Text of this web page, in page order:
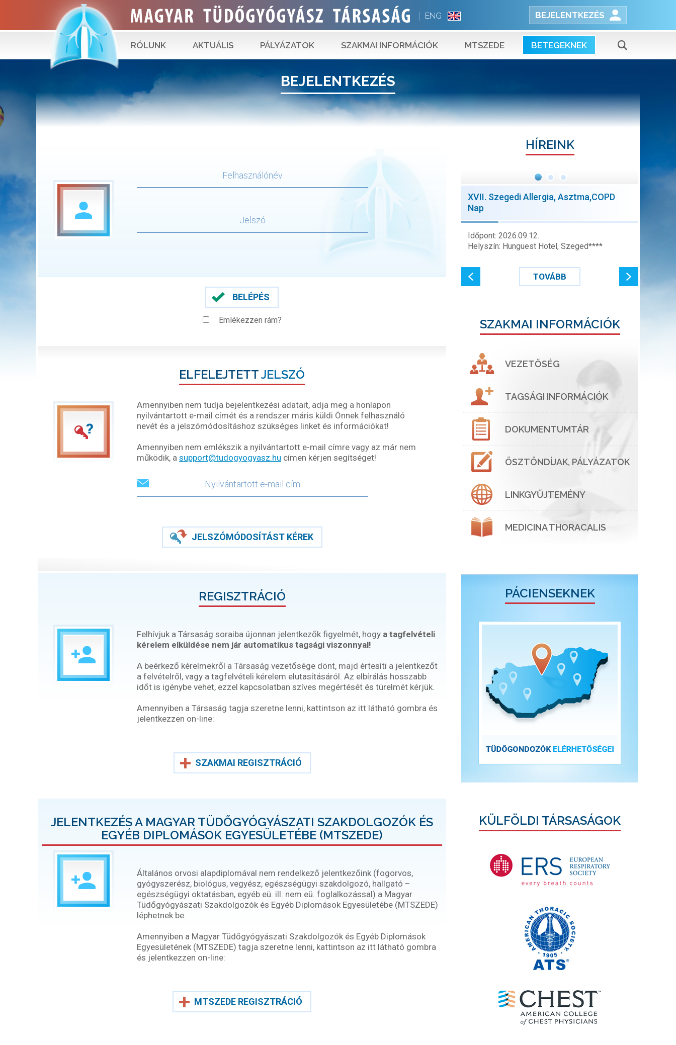
ENG BEJELENTKEZÉS
RÓLUNK AKTUÁLIS PÁLYÁZATOK SZAKMAI INFORMÁCIÓK MTSZEDE BETEGEKNEK
BEJELENTKEZÉS
BELÉPÉS
Emlékezzen rám?
ELFELEJTETTJELSZÓ
Amennyiben nem tudja bejelentkezési adatait, adja meg a honlapon
nyilvántartott e-mail címét és a rendszer máris küldi Önnek felhasználó
nevét és a jelszómódosításhoz szükséges linket és információkat!
Amennyiben nem emlékszik a nyilvántartott e-mail címre vagy az már nem
működik, a support@tudogyogyasz.hu címen kérjen segítséget!
JELSZÓMÓDOSÍTÁST KÉREK
REGISZTRÁCIÓ
Felhívjuk a Társaság soraiba újonnan jelentkezők figyelmét, hogy a tagfelvételi
kérelem elküldése nem jár automatikus tagsági viszonnyal!
A beérkező kérelmekről a Társaság vezetősége dönt, majd értesíti a jelentkezőt
a felvételről, vagy a tagfelvételi kérelem elutasításáról. Az elbírálás hosszabb
időt is igénybe vehet, ezzel kapcsolatban szíves megértését és türelmét kérjük.
Amennyiben a Társaság tagja szeretne lenni, kattintson az itt látható gombra és
jelentkezzen on-line:
SZAKMAI REGISZTRÁCIÓ
JELENTKEZÉS A MAGYAR TÜDŐGYÓGYÁSZATI SZAKDOLGOZÓK ÉS
EGYÉB DIPLOMÁSOK EGYESÜLETÉBE (MTSZEDE)
Általános orvosi alapdiplomával nem rendelkező jelentkezőink (fogorvos,
gyógyszerész, biológus, vegyész, egészségügyi szakdolgozó, hallgató –
egészségügyi oktatásban, egyéb eü. ill. nem eü. foglalkozással) a Magyar
Tüdőgyógyászati Szakdolgozók és Egyéb Diplomások Egyesületébe (MTSZEDE)
léphetnek be.
Amennyiben a Magyar Tüdőgyógyászati Szakdolgozók és Egyéb Diplomások
Egyesületének (MTSZEDE) tagja szeretne lenni, kattintson az itt látható gombra
és jelentkezzen on-line:
MTSZEDE REGISZTRÁCIÓ
HÍREINK
XVII. Szegedi Allergia, Asztma,COPD
Nap
Időpont: 2026.09.12.
Helyszín: Hunguest Hotel, Szeged****
TOVÁBB
SZAKMAI INFORMÁCIÓK
VEZETŐSÉG
TAGSÁGI INFORMÁCIÓK
DOKUMENTUMTÁR
ÖSZTÖNDÍJAK, PÁLYÁZATOK
LINKGYŰJTEMÉNY
MEDICINA THORACALIS
PÁCIENSEKNEK
KÜLFÖLDI TÁRSASÁGOK